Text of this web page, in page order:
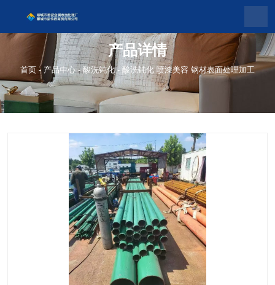
产品详情
首页 - 产品中心 -酸洗钝化 -酸洗钝化 喷漆美容 钢材表面处理加工